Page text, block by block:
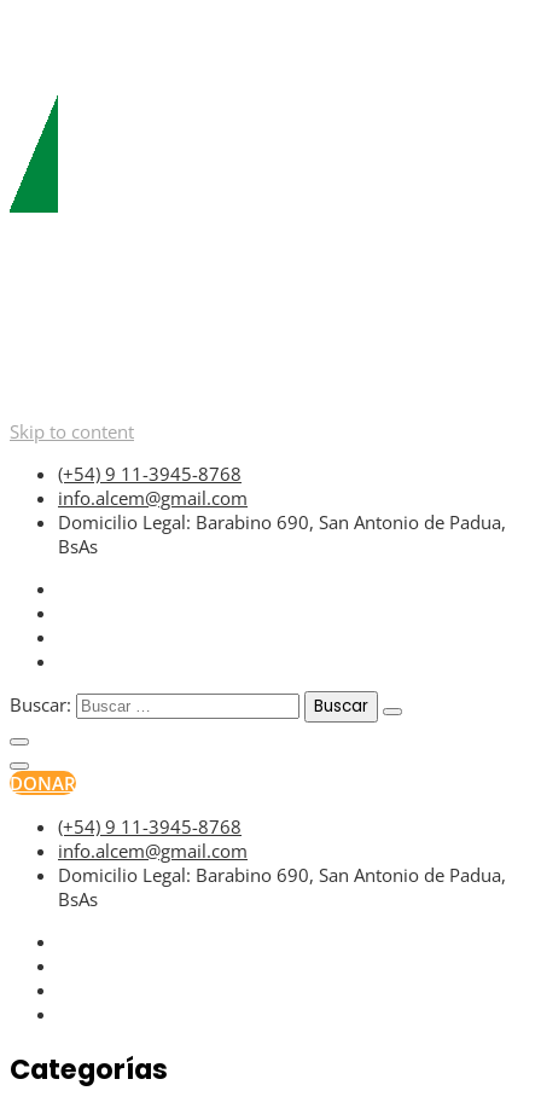
Skip to content
(+54) 9 11-3945-8768
info.alcem@gmail.com
Domicilio Legal: Barabino 690, San Antonio de Padua,
BsAs
Buscar:
DONAR
(+54) 9 11-3945-8768
info.alcem@gmail.com
Domicilio Legal: Barabino 690, San Antonio de Padua,
BsAs
Categorías